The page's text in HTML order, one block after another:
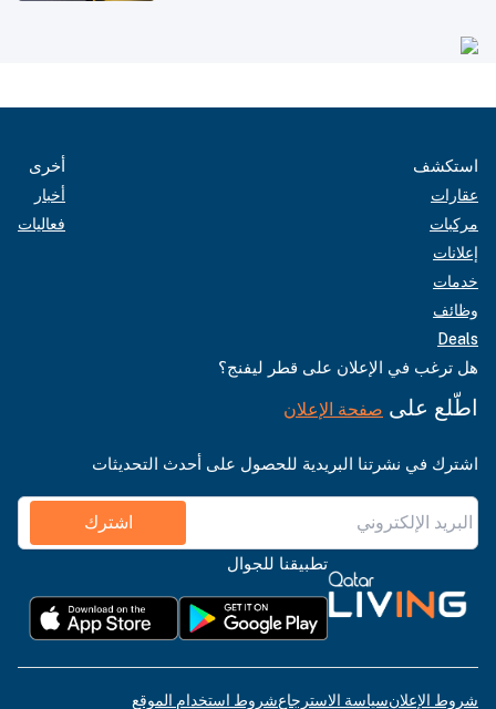
استكشف
عقارات
مركبات
إعلانات
خدمات
وظائف
Deals
أخرى
أخبار
فعاليات
هل ترغب في الإعلان على قطر ليفنج؟
اطّلع على صفحة الإعلان
اشترك في نشرتنا البريدية للحصول على أحدث التحديثات
اشترك
تطبيقنا للجوال
شروط الإعلانسياسة الاسترجاعشروط استخدام الموقع